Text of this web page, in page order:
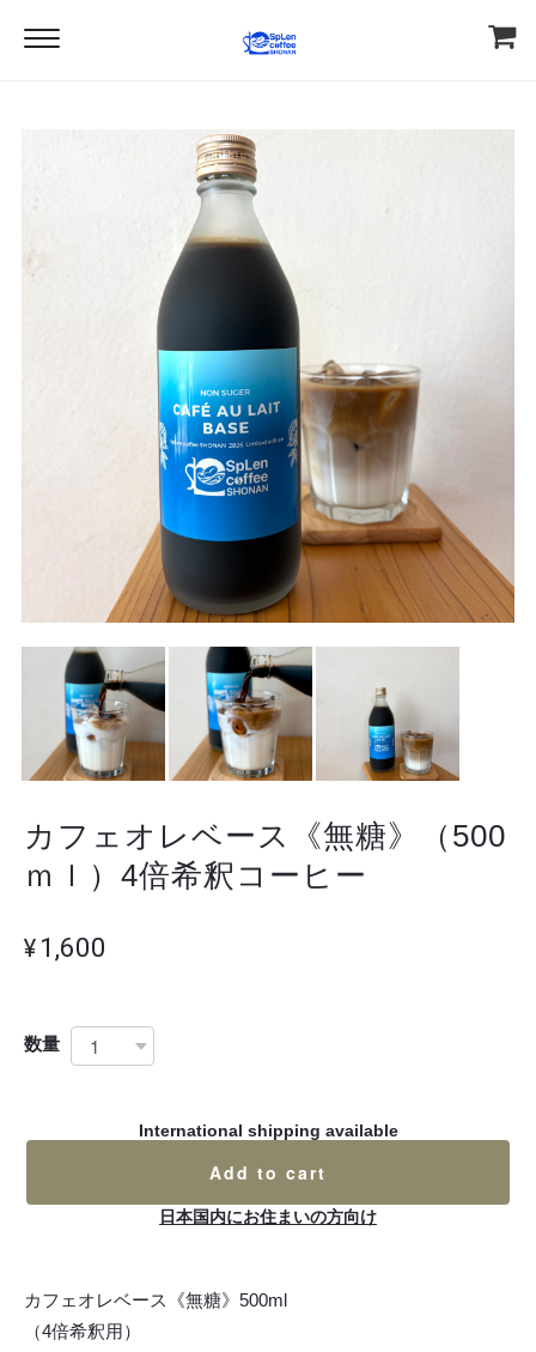
カフェオレベース《無糖》（500
ｍｌ）4倍希釈コーヒー
¥1,600
数量
International shipping available
Add to cart
日本国内にお住まいの方向け
カフェオレベース《無糖》500ml
（4倍希釈用）